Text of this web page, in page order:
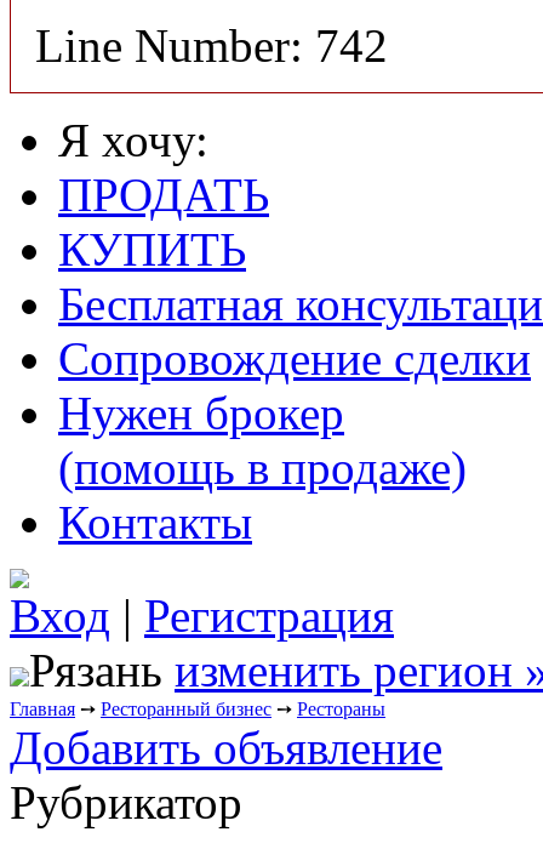
Line Number: 742
Я хочу:
ПРОДАТЬ
КУПИТЬ
Бесплатная
Сопровождение сделки
Нужен брокер
(помощь в продаже)
Контакты
Вход | Регистрация
Рязань изменить регион
Главная ➙ Ресторанный бизнес ➙ Рестораны
Добавить объявление
Рубрикатор